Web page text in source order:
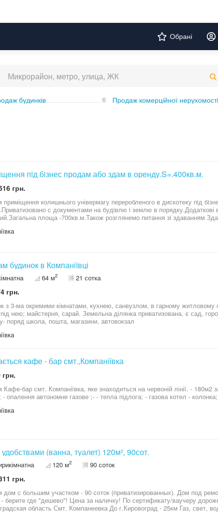
Обрані
будинків 6 Продаж комерційної нерухомості
пiд бiзнес продам або здам в оренду.S=.400кв.м.
грн.
на будiвлю i землю в порядку.Додаткові вiдомості за телефоном.Торг
площа -700кв.м.Також розглянемо питання зi здаванням
обласного центру (м.Кропивницького). Обʼєкт переведений в не
нижче 0. Додатковими перевагами є близькість до водойми
прилеглих приміщень, які також здаються в оренду/ продаються. За
оренду.
будинок в Компаніївці
64 м2 21 сотка
грн.
з 3-ма окремими кімнатами, кухнею, санвузлом, в гарному житловому
під нею; майстерня, сарай. Земельна ділянка приватизована, є сад,
поряд школа, пошта, магазини, автовокзал
кафе - бар смт.,Компаніївка
грн.
бар смт. Компаніївка, яке знаходиться на червоній лінії. -
- опалення автономне газове ;- - тепла підлога; - газова котел -
Дом с удобствами (ванна, туалет) 120м², 90сот.
120 м2 90 соток
грн.
дом с большим участком - 90 соток (приватизированных). Дом под
Цена за наличку! По сертификату/ваучеру дороже и оговаривается отдельно.
До г.Кировоград - 25км Газ, свет, вода, сан.узел, ванна - в доме Дом 2х